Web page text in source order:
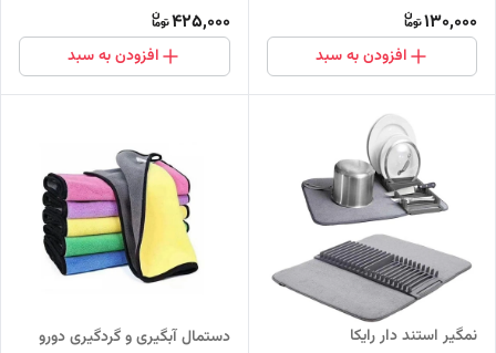
130,000
افزودن به سبد
425,000
افزودن به سبد
نمگیر استند دار رایکا
دستمال آبگیری و گردگیری دورو